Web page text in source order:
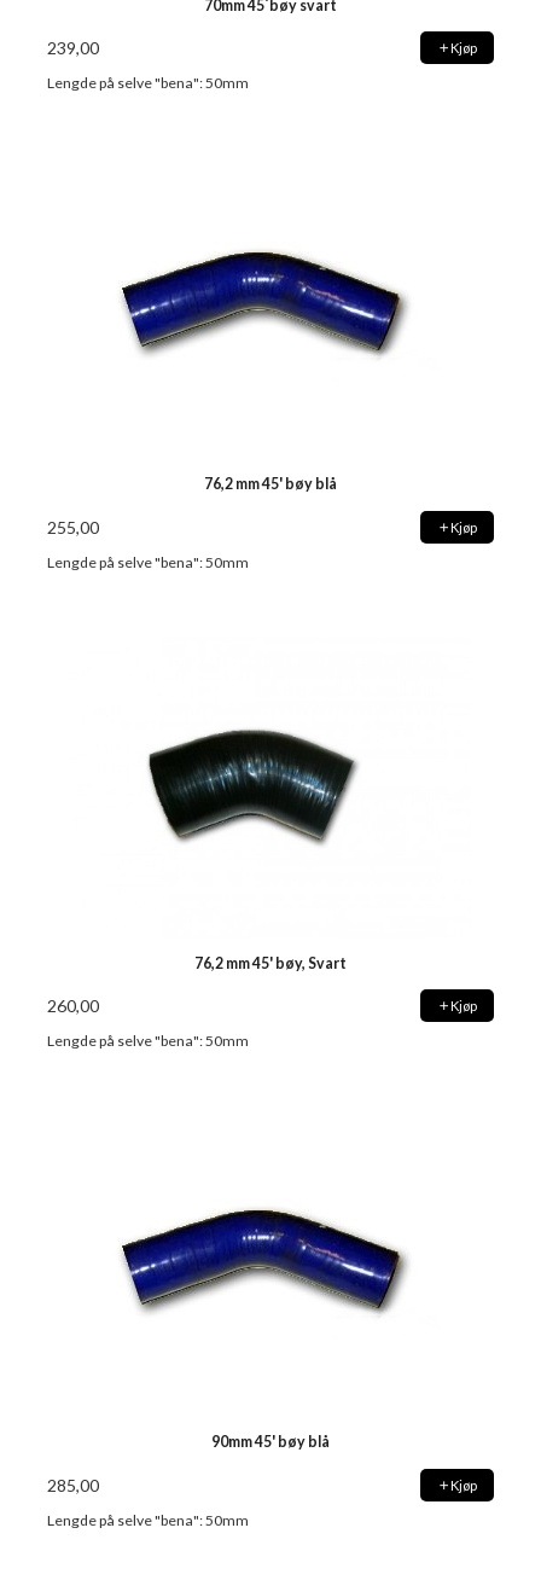
70mm 45`bøy svart
239,00 Kjøp
Lengde på selve "bena": 50mm
76,2 mm 45' bøy blå
255,00 Kjøp
Lengde på selve "bena": 50mm
76,2 mm 45' bøy, Svart
260,00 Kjøp
Lengde på selve "bena": 50mm
90mm 45' bøy blå
285,00 Kjøp
Lengde på selve "bena": 50mm